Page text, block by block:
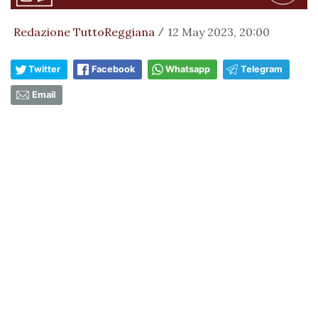
Redazione TuttoReggiana / 12 May 2023, 20:00
Twitter Facebook Whatsapp Telegram
Email